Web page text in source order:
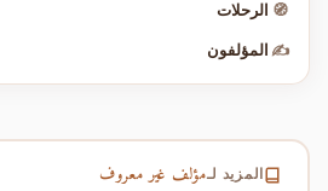
🧭 الرحلات
✍️ المؤلفون
المزيد لـمؤلف غير معروف